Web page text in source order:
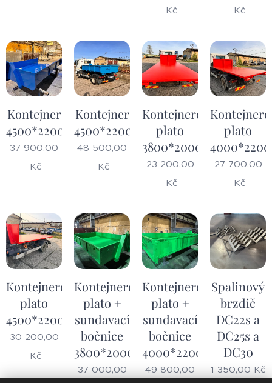
Kč
Kč
Kontejner
4500*2200*600
37 900,00
Kč
Kontejner
4500*2200*1000
48 500,00
Kč
Kontejnerové
plato
3800*2000
23 200,00
Kč
plato
4000*2200
27 700,00
Kč
Kontejnerové
plato
4500*2200
30 200,00
Kč
Kontejnerové
plato +
sundavací
bočnice
3800*2000*600
37 000,00
Kontejnerové
plato +
sundavací
bočnice
4000*2200*800
49 800,00
Spalinový
brzdič
DC22s a
DC25s a
DC30
1 350,00 Kč